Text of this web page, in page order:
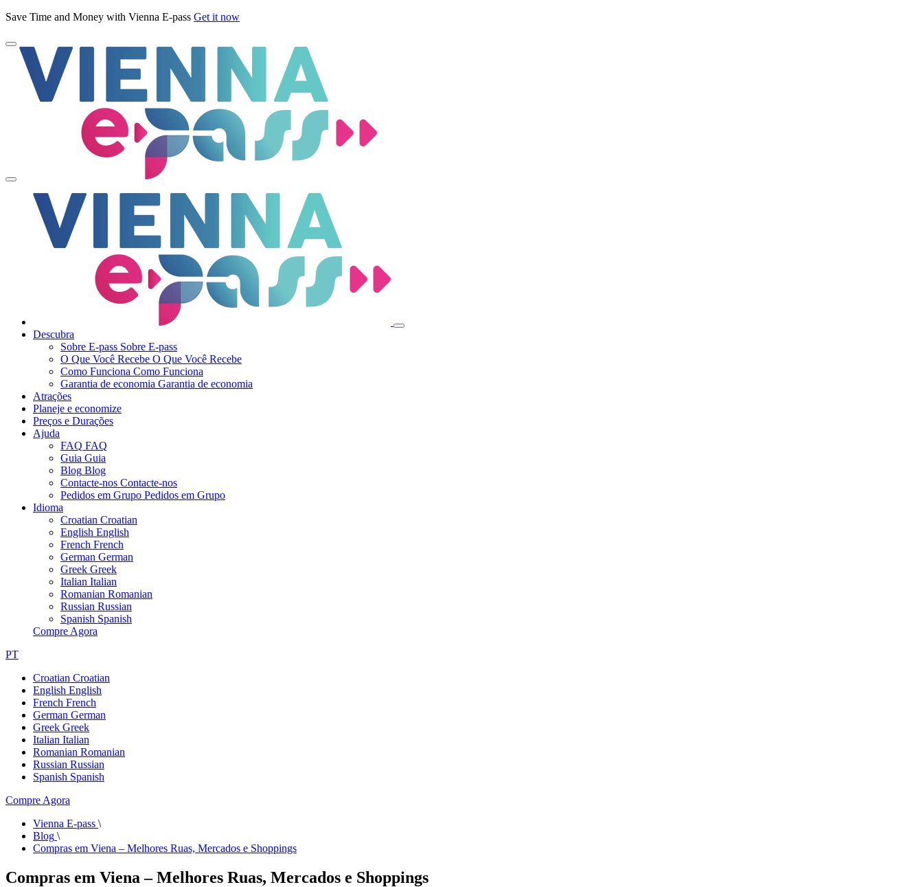
Save Time and Money with Vienna E-pass Get it now
Descubra
Sobre E-pass Sobre E-pass
O Que Você Recebe O Que Você Recebe
Como Funciona Como Funciona
Garantia de economia Garantia de economia
Atrações
Planeje e economize
Preços e Durações
Ajuda
FAQ FAQ
Guia Guia
Blog Blog
Contacte-nos Contacte-nos
Pedidos em Grupo Pedidos em Grupo
Idioma
Croatian Croatian
English English
French French
German German
Greek Greek
Italian Italian
Romanian Romanian
Russian Russian
Spanish Spanish
Compre Agora
PT
Croatian Croatian
English English
French French
German German
Greek Greek
Italian Italian
Romanian Romanian
Russian Russian
Spanish Spanish
Compre Agora
Vienna E-pass \
Blog \
Compras em Viena – Melhores Ruas, Mercados e Shoppings
Compras em Viena – Melhores Ruas, Mercados e Shoppings